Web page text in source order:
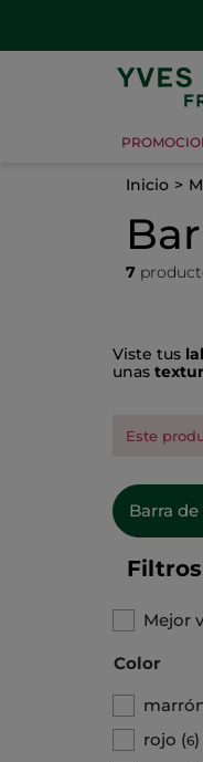
Inicio
7
Viste tus
unas
Este
Barra
Filtros
Mejor
Color
rojo (6)